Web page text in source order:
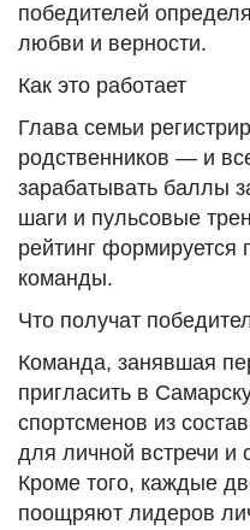
победителей
любви и верности.
Как это работает
Глава семьи
родственников — и
зарабатывать баллы
шаги и пульсовые
рейтинг формируется
команды.
Что получат
Команда, занявшая
пригласить в
спортсменов из
для личной встречи и
Кроме того, каждые
поощряют лидеров